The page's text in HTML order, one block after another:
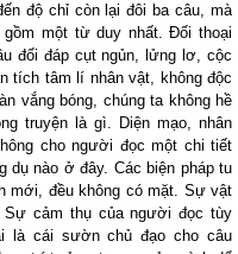
độ chỉ còn lại đôi ba câu, mà
một từ duy nhất. Đối thoại
đối đáp cụt ngủn, lửng lơ, cộc
tích tâm lí nhân vật, không độc
vắng bóng, chúng ta không hề
truyện là gì. Diện mạo, nhân
cho người đọc một chi tiết
dụ nào ở đây. Các biện pháp tu
mới, đều không có mặt. Sự vật
Sự cảm thụ của người đọc tùy
là cái sườn chủ đạo cho câu